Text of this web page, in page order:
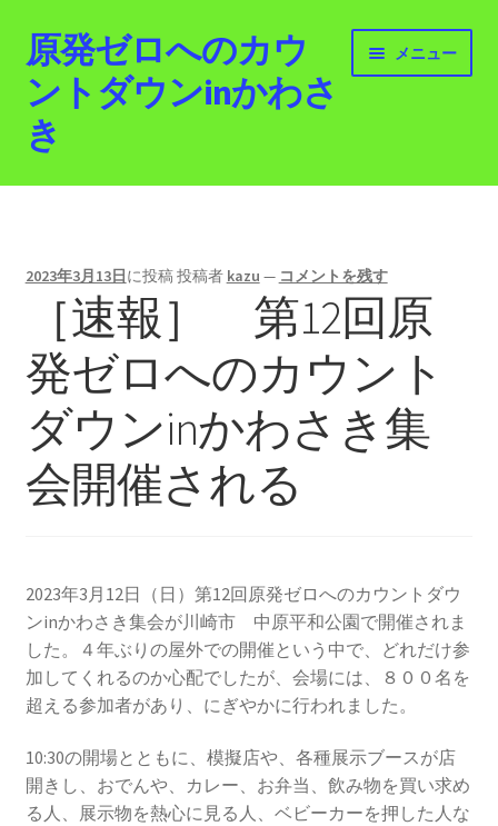
ナ
ビ
ゲ
ー
シ
キ
コ
ン
テ
ン
ツ
プ
原発ゼロへのカウ
ントダウンinかわさ
き
メニュー
ホーム
活動紹介
2012.3.11 「原発ゼロへのカウントダウンinかわさ
き」「原発ゼロへの行進！誰でもデモ！」
原発ゼロ金曜日行動 inかわさき
2013.3.10 第２回原発ゼロへのカウントダウンinかわ
2014.3.16 第３回原発ゼロへのカウントダウンinかわ
さき 集会
2014.10.13 「今こそ９条inかわさき」大集会 第二分
科会【原発は人権問題だ】 福島からの発言
2022.3.13 第11回原発ゼロへのカウントダウンinかわ
さき 集会
2023年3月13日に投稿投稿者 kazu — コメントを残す
［速報］ 第12回原
発ゼロへのカウント
ダウンinかわさき集
会開催される
2023年3月12日（日）第12回原発ゼロへのカウントダウ
ンinかわさき集会が川崎市 中原平和公園で開催されま
した。４年ぶりの屋外での開催という中で、どれだけ参
加してくれるのか心配でしたが、会場には、８００名を
超える参加者があり、にぎやかに行われました。
10:30の開場とともに、模擬店や、各種展示ブースが店
開きし、おでんや、カレー、お弁当、飲み物を買い求め
る人、展示物を熱心に見る人、ベビーカーを押した人な